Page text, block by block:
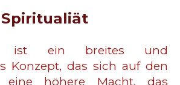
Spiritualiät
ist ein breites und
Konzept, das sich auf den
eine höhere Macht, das